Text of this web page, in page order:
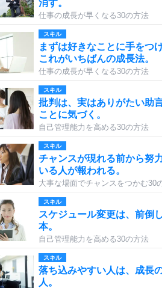
消す。
仕事の成長が早くなる30の方法
スキル
まずは好きなことに手をつけ
これがいちばんの成長法。
仕事の成長が早くなる30の方法
スキル
批判は、実はありがたい助
ことに気づく。
自己管理能力を高める30の方法
スキル
チャンスが現れる前から努
いる人が報われる。
大事な場面でチャンスをつかむ30
スキル
スケジュール変更は、前倒
本。
自己管理能力を高める30の方法
スキル
落ち込みやすい人は、成長
人。